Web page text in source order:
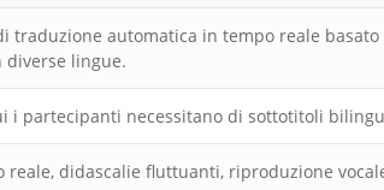
traduzione automatica in tempo reale
diverse lingue.
i partecipanti necessitano di sottotitoli
didascalie fluttuanti, riproduzione